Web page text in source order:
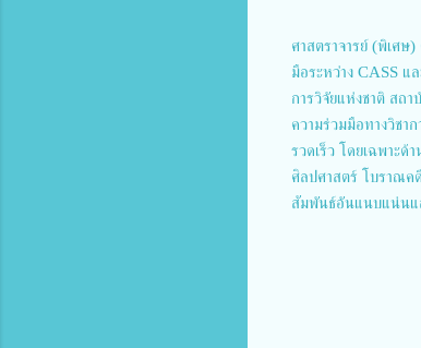
ศาสตราจารย์ (พิเศษ
มือระหว่าง CASS แ
การวิจัยแห่งชาติ สถ
ความร่วมมือทางวิชา
รวดเร็ว โดยเฉพาะด้
ศิลปศาสตร์ โบราณค
สัมพันธ์อันแนบแน่นแล